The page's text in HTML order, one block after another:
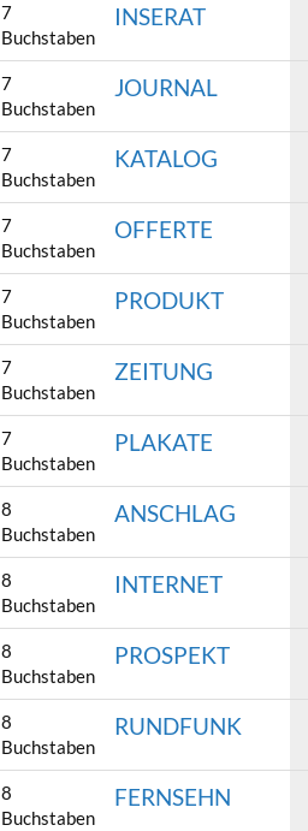
7
Buchstaben
INSERAT
7
Buchstaben
JOURNAL
7
Buchstaben
KATALOG
7
Buchstaben
OFFERTE
7
Buchstaben
PRODUKT
7
Buchstaben
ZEITUNG
7
Buchstaben
PLAKATE
8
Buchstaben
ANSCHLAG
8
Buchstaben
INTERNET
8
Buchstaben
PROSPEKT
8
Buchstaben
RUNDFUNK
8
Buchstaben
FERNSEHN